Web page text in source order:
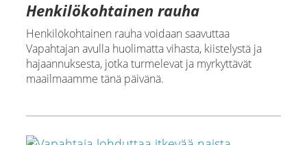
Henkilökohtainen rauha
Henkilökohtainen rauha voidaan saavuttaa
Vapahtajan avulla huolimatta vihasta, kiistelystä ja
hajaannuksesta, jotka turmelevat ja myrkyttävät
maailmaamme tänä päivänä.